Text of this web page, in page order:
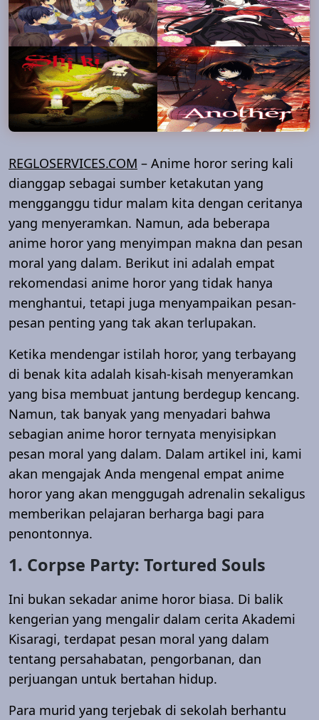
REGLOSERVICES.COM – Anime horor sering kali
dianggap sebagai sumber ketakutan yang
mengganggu tidur malam kita dengan ceritanya
yang menyeramkan. Namun, ada beberapa
anime horor yang menyimpan makna dan pesan
moral yang dalam. Berikut ini adalah empat
rekomendasi anime horor yang tidak hanya
menghantui, tetapi juga menyampaikan pesan-
pesan penting yang tak akan terlupakan.
Ketika mendengar istilah horor, yang terbayang
di benak kita adalah kisah-kisah menyeramkan
yang bisa membuat jantung berdegup kencang.
Namun, tak banyak yang menyadari bahwa
sebagian anime horor ternyata menyisipkan
pesan moral yang dalam. Dalam artikel ini, kami
akan mengajak Anda mengenal empat anime
horor yang akan menggugah adrenalin sekaligus
memberikan pelajaran berharga bagi para
penontonnya.
1. Corpse Party: Tortured Souls
Ini bukan sekadar anime horor biasa. Di balik
kengerian yang mengalir dalam cerita Akademi
Kisaragi, terdapat pesan moral yang dalam
tentang persahabatan, pengorbanan, dan
perjuangan untuk bertahan hidup.
Para murid yang terjebak di sekolah berhantu